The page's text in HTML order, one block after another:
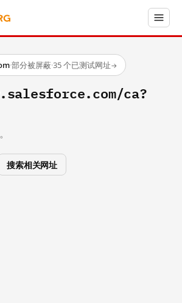
·部分被屏蔽·35 个已测试网址→
ca?
搜索相关网址